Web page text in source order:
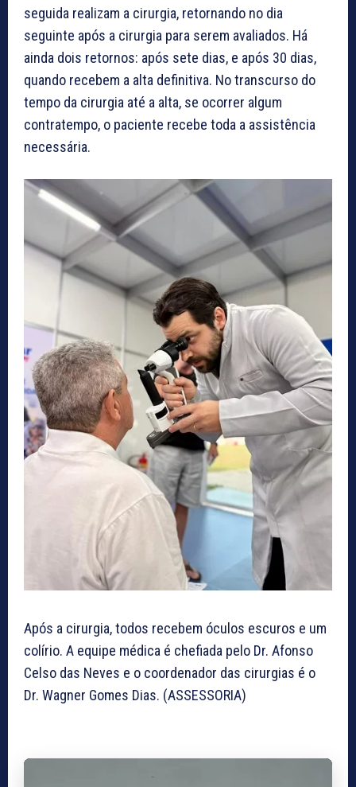
seguida realizam a cirurgia, retornando no dia
seguinte após a cirurgia para serem avaliados. Há
ainda dois retornos: após sete dias, e após 30 dias,
quando recebem a alta definitiva. No transcurso do
tempo da cirurgia até a alta, se ocorrer algum
contratempo, o paciente recebe toda a assistência
necessária.
Após a cirurgia, todos recebem óculos escuros e um
colírio. A equipe médica é chefiada pelo Dr. Afonso
Celso das Neves e o coordenador das cirurgias é o
Dr. Wagner Gomes Dias. (ASSESSORIA)